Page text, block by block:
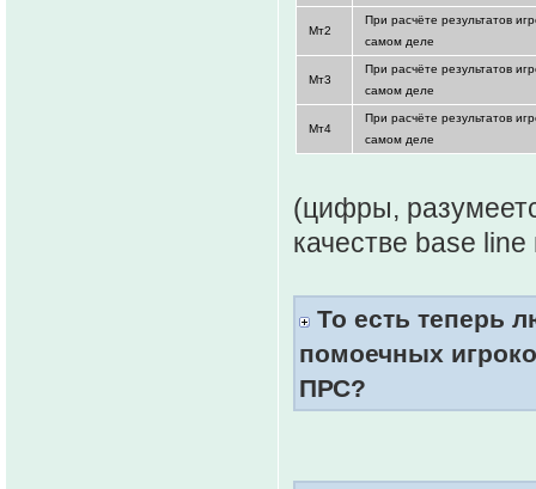
Мт2
При расчёте результатов
самом деле
Мт3
При расчёте результатов
самом деле
Мт4
При расчёте результатов
самом деле
(цифры,
качестве base
То есть теперь
помоечных
ПРС?